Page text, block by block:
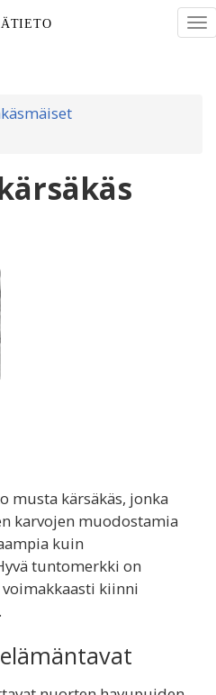
musta kärsäkäs, jonka
karvojen muodostamia
kuin
tuntomerkki on
kiinni